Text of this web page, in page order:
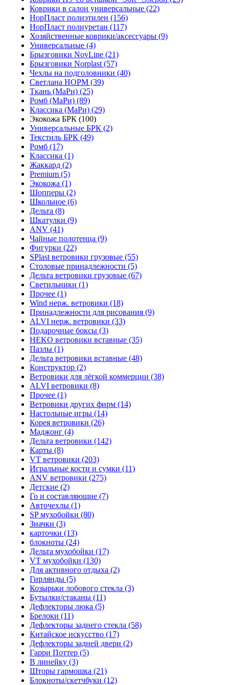
Коврики в салон универсальные (22)
НорПласт полиэтилен (156)
НорПласт полиуретан (117)
Хозяйственные коврики/аксессуары (9)
Универсальные (4)
Брызговики NovLine (21)
Брызговики Norplast (57)
Чехлы на подголовники (40)
Светлана НОРМ (39)
Ткань (МаРи) (25)
Ромб (МаРи) (89)
Классика (МаРи) (29)
Экокожа БРК (100)
Универсальные БРК (2)
Текстиль БРК (49)
Ромб (17)
Классика (1)
Жаккард (2)
Premium (5)
Экокожа (1)
Шопперы (2)
Школьное (6)
Дельта (8)
Шкатулки (9)
ANV (41)
Чайные полотенца (9)
Фигурки (22)
SPlast ветровики грузовые (55)
Столовые принадлежности (5)
Дельта ветровики грузовые (67)
Светильники (1)
Прочее (1)
Wind нерж. ветровики (18)
Принадлежности для рисования (9)
ALVI нерж. ветровики (33)
Подарочные боксы (3)
HEKO ветровики вставные (35)
Пазлы (1)
Дельта ветровики вставные (48)
Конструктор (2)
Ветровики для лёгкой коммерции (38)
ALVI ветровики (8)
Прочее (1)
Ветровики других фирм (14)
Настольные игры (14)
Корея ветровики (26)
Маджонг (4)
Дельта ветровики (142)
Карты (8)
VT ветровики (203)
Игральные кости и сумки (11)
ANV ветровики (275)
Детские (2)
Го и составляющие (7)
Авточехлы (1)
SP мухобойки (80)
Значки (3)
карточки (13)
блокноты (24)
Дельта мухобойки (17)
VT мухобойки (130)
Для активного отдыха (2)
Гирлянды (5)
Козырьки лобового стекла (3)
Бутылки/стаканы (11)
Дефлекторы люка (5)
Брелоки (11)
Дефлекторы заднего стекла (58)
Китайское искусство (17)
Дефлекторы задней двери (2)
Гарри Поттер (5)
В линейку (3)
Шторы гармошка (21)
Блокноты/скетчбуки (12)